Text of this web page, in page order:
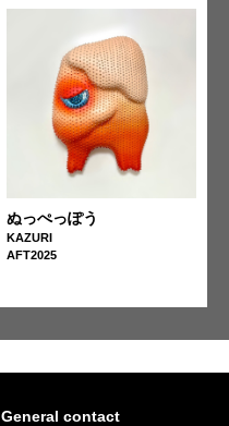
ぬっぺっぽう
KAZURI
AFT2025
General contact